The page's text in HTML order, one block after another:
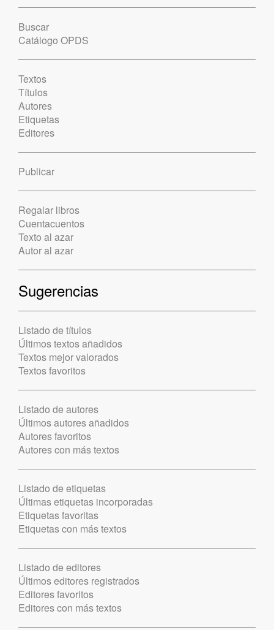
Buscar
Catálogo OPDS
Textos
Títulos
Autores
Etiquetas
Editores
Publicar
Regalar libros
Cuentacuentos
Texto al azar
Autor al azar
Sugerencias
Listado de títulos
Últimos textos añadidos
Textos mejor valorados
Textos favoritos
Listado de autores
Últimos autores añadidos
Autores favoritos
Autores con más textos
Listado de etiquetas
Últimas etiquetas incorporadas
Etiquetas favoritas
Etiquetas con más textos
Listado de editores
Últimos editores registrados
Editores favoritos
Editores con más textos